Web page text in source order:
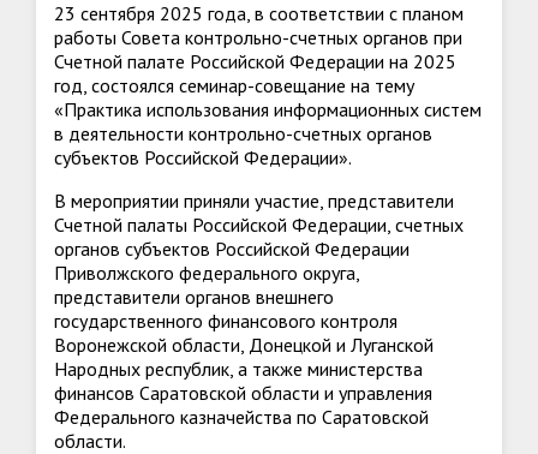
23 сентября 2025 года, в соответствии с планом
работы Совета контрольно-счетных органов при
Счетной палате Российской Федерации на 2025
год, состоялся семинар-совещание на тему
«Практика использования информационных систем
в деятельности контрольно-счетных органов
субъектов Российской Федерации».
В мероприятии приняли участие, представители
Счетной палаты Российской Федерации, счетных
органов субъектов Российской Федерации
Приволжского федерального округа,
представители органов внешнего
государственного финансового контроля
Воронежской области, Донецкой и Луганской
Народных республик, а также министерства
финансов Саратовской области и управления
Федерального казначейства по Саратовской
области.